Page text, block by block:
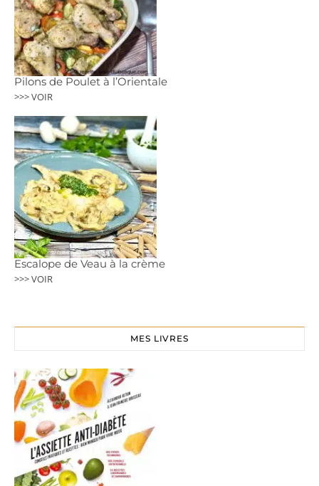
Pilons de Poulet à l’Orientale
>>> VOIR
Escalope de Veau à la crème
>>> VOIR
MES LIVRES